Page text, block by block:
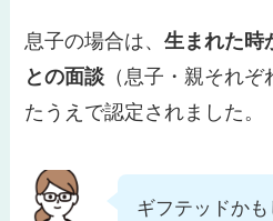
息子の場合は、生まれた時
との面談 （息子・親それ
たうえで認定されました。
ギフテッドか